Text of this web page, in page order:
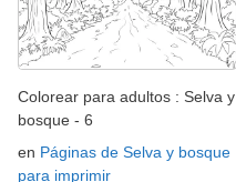
Colorear para adultos : Selva y
bosque - 6
en Páginas de Selva y bosque
para imprimir